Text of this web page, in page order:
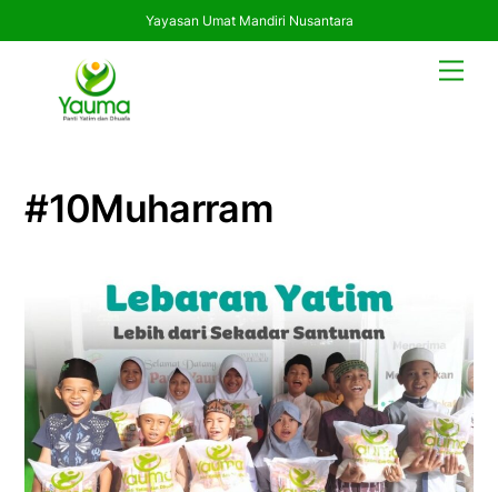
Yayasan Umat Mandiri Nusantara
#10Muharram